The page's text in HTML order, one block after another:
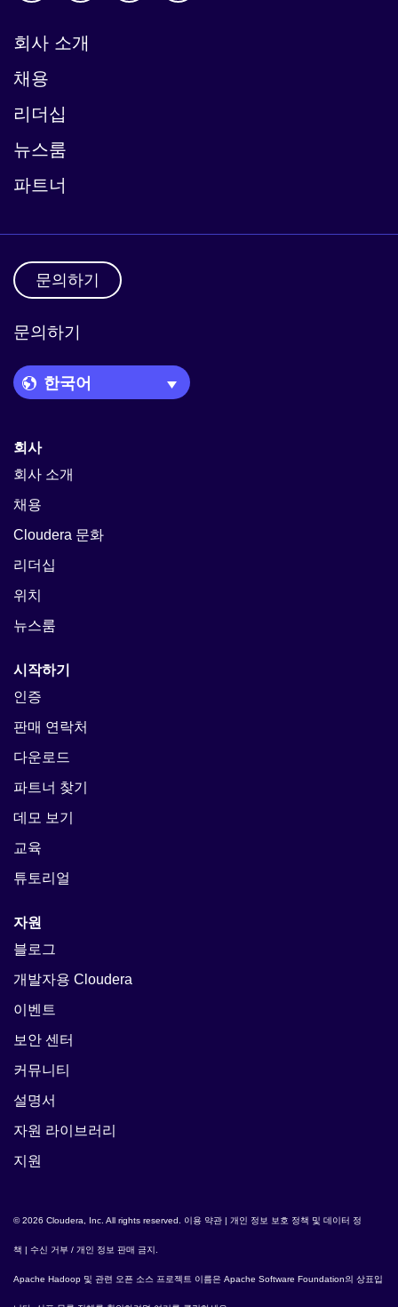
회사 소개
채용
리더십
뉴스룸
파트너
문의하기
문의하기
Language Picker
회사
회사 소개
채용
Cloudera 문화
리더십
위치
뉴스룸
시작하기
인증
판매 연락처
다운로드
파트너 찾기
데모 보기
교육
튜토리얼
자원
블로그
개발자용 Cloudera
이벤트
보안 센터
커뮤니티
설명서
자원 라이브러리
지원
© 2026 Cloudera, Inc. All rights reserved. 이용 약관 | 개인 정보 보호 정책 및 데이터 정
책 | 수신 거부 / 개인 정보 판매 금지
Apache Hadoop 및 관련 오픈 소스 프로젝트 이름은 Apache Software Foundation의 상표입